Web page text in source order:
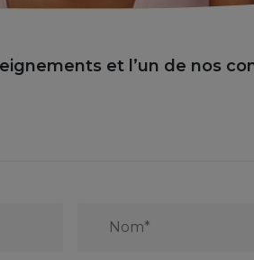
et l’un de nos